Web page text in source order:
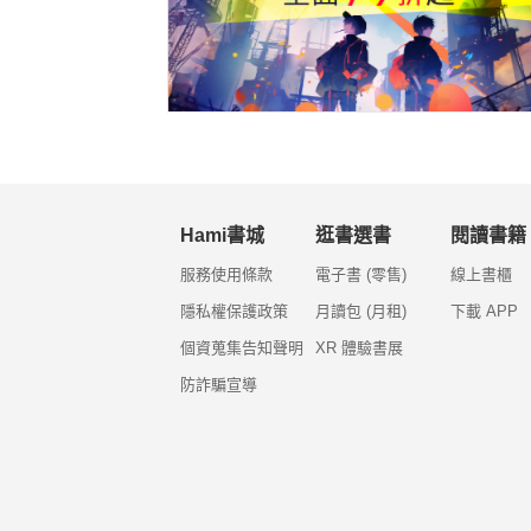
Hami書城
服務使用條款
隱私權保護政策
個資蒐集告知聲明
防詐騙宣導
逛書選書
電子書 (零售)
月讀包 (月租)
XR 體驗書展
閱讀書籍
線上書櫃
下載 APP